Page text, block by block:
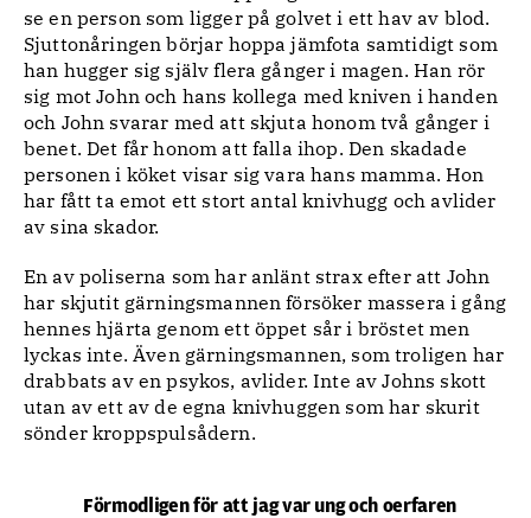
se en person som ligger på golvet i ett hav av blod.
Sjuttonåringen börjar hoppa jämfota samtidigt som
han hugger sig själv flera gånger i magen. Han rör
sig mot John och hans kollega med kniven i handen
och John svarar med att skjuta honom två gånger i
benet. Det får honom att falla ihop. Den skadade
personen i köket visar sig vara hans mamma. Hon
har fått ta emot ett stort antal knivhugg och avlider
av sina skador.
En av poliserna som har anlänt strax efter att John
har skjutit gärningsmannen försöker massera i gång
hennes hjärta genom ett öppet sår i bröstet men
lyckas inte. Även gärningsmannen, som troligen har
drabbats av en psykos, avlider. Inte av Johns skott
utan av ett av de egna knivhuggen som har skurit
sönder kroppspulsådern.
Förmodligen för att jag var ung och oerfaren